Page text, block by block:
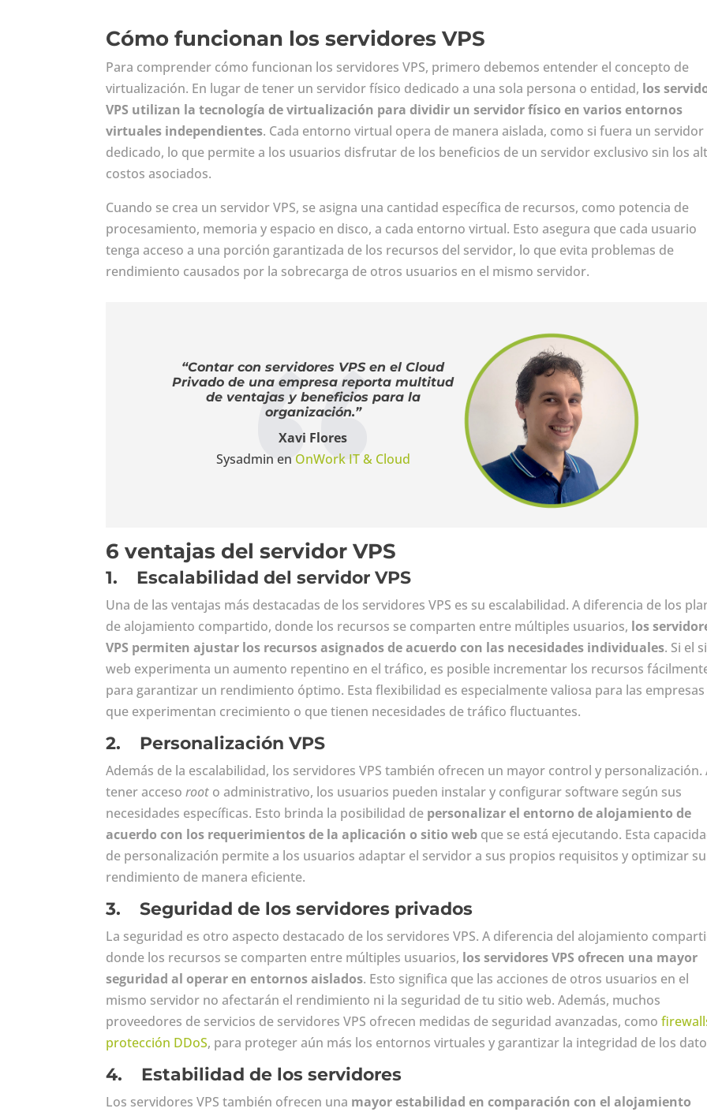
Cómo funcionan los servidores VPS
Para comprender cómo funcionan los servidores VPS, primero debemos entender el concepto de
virtualización. En lugar de tener un servidor físico dedicado a una sola persona o entidad, los
VPS utilizan la tecnología de virtualización para dividir un servidor físico en varios entornos
virtuales independientes. Cada entorno virtual opera de manera aislada, como si fuera un servidor
dedicado, lo que permite a los usuarios disfrutar de los beneficios de un servidor exclusivo sin los
costos asociados.
Cuando se crea un servidor VPS, se asigna una cantidad específica de recursos, como potencia de
procesamiento, memoria y espacio en disco, a cada entorno virtual. Esto asegura que cada usuario
tenga acceso a una porción garantizada de los recursos del servidor, lo que evita problemas de
rendimiento causados por la sobrecarga de otros usuarios en el mismo servidor.
“Contar con servidores VPS en el Cloud
Privado de una empresa reporta multitud
de ventajas y beneficios para la
organización.”
Xavi Flores
Sysadmin en OnWork IT & Cloud
6 ventajas del servidor VPS
1. Escalabilidad del servidor VPS
Una de las ventajas más destacadas de los servidores VPS es su escalabilidad. A diferencia de los
de alojamiento compartido, donde los recursos se comparten entre múltiples usuarios, los
VPS permiten ajustar los recursos asignados de acuerdo con las necesidades individuales. Si el
web experimenta un aumento repentino en el tráfico, es posible incrementar los recursos
para garantizar un rendimiento óptimo. Esta flexibilidad es especialmente valiosa para las empresas
que experimentan crecimiento o que tienen necesidades de tráfico fluctuantes.
2. Personalización VPS
Además de la escalabilidad, los servidores VPS también ofrecen un mayor control y personalización.
tener accesoroot o administrativo, los usuarios pueden instalar y configurar software según sus
necesidades específicas. Esto brinda la posibilidad de personalizar el entorno de alojamiento de
acuerdo con los requerimientos de la aplicación o sitio web que se está ejecutando. Esta
de personalización permite a los usuarios adaptar el servidor a sus propios requisitos y optimizar su
rendimiento de manera eficiente.
3.Seguridad de los servidores privados
La seguridad es otro aspecto destacado de los servidores VPS. A diferencia del alojamiento
donde los recursos se comparten entre múltiples usuarios, los servidores VPS ofrecen una mayor
seguridad al operar en entornos aislados. Esto significa que las acciones de otros usuarios en el
mismo servidor no afectarán el rendimiento ni la seguridad de tu sitio web. Además, muchos
proveedores de servicios de servidores VPS ofrecen medidas de seguridad avanzadas, como
protección DDoS, para proteger aún más los entornos virtuales y garantizar la integridad de los
4. Estabilidad de los servidores
Los servidores VPS también ofrecen una mayor estabilidad en comparación con el alojamiento